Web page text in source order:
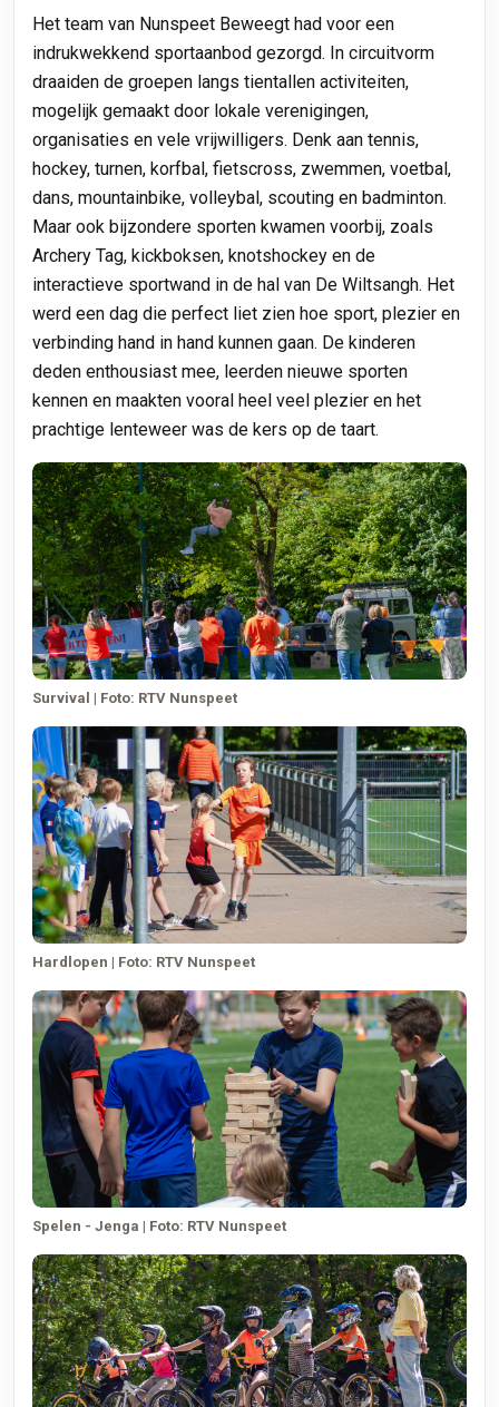
Het team van Nunspeet Beweegt had voor een
indrukwekkend sportaanbod gezorgd. In circuitvorm
draaiden de groepen langs tientallen activiteiten,
mogelijk gemaakt door lokale verenigingen,
organisaties en vele vrijwilligers. Denk aan tennis,
hockey, turnen, korfbal, fietscross, zwemmen, voetbal,
dans, mountainbike, volleybal, scouting en badminton.
Maar ook bijzondere sporten kwamen voorbij, zoals
Archery Tag, kickboksen, knotshockey en de
interactieve sportwand in de hal van De Wiltsangh. Het
werd een dag die perfect liet zien hoe sport, plezier en
verbinding hand in hand kunnen gaan. De kinderen
deden enthousiast mee, leerden nieuwe sporten
kennen en maakten vooral heel veel plezier en het
prachtige lenteweer was de kers op de taart.
Survival | Foto: RTV Nunspeet
Hardlopen | Foto: RTV Nunspeet
Spelen - Jenga | Foto: RTV Nunspeet